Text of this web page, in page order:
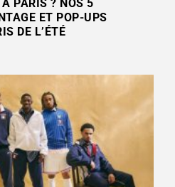
PARIS ? NOS 5
ET POP-UPS
DE L’ÉTÉ